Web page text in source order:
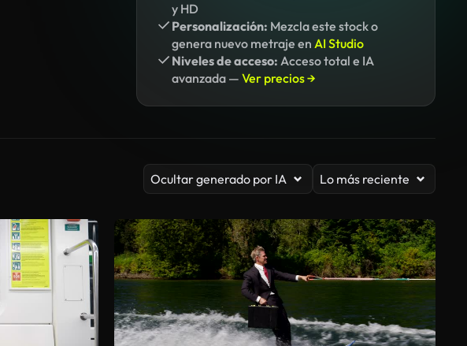
y HD
Personalización: Mezcla este stock o
genera nuevo metraje en AI Studio
Niveles de acceso: Acceso total e IA
avanzada — Ver precios →
Ocultar generado por IA Lo más reciente